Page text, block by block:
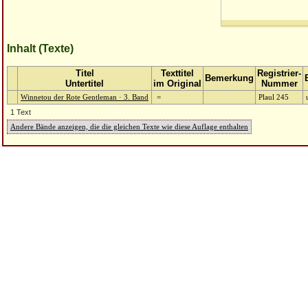
Inhalt (Texte)
Titel
Untertitel
Texttitel
im Original
Bemerkung Registrier-
Nummer
Winnetou der Rote Gentleman · 3. Band = Plaul 245
1 Text
Andere Bände anzeigen, die die gleichen Texte wie diese Auflage enthalten